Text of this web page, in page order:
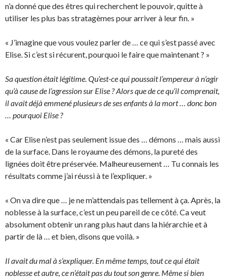
n’a donné que des êtres qui recherchent le pouvoir, quitte à
utiliser les plus bas stratagèmes pour arriver à leur fin. »
« J’imagine que vous voulez parler de … ce qui s’est passé avec
Elise. Si c’est si récurent, pourquoi le faire que maintenant ? »
Sa question était légitime. Qu’est-ce qui poussait l’empereur à n’agir
qu’à cause de l’agression sur Elise ? Alors que de ce qu’il comprenait,
il avait déjà emmené plusieurs de ses enfants à la mort … donc bon
… pourquoi Elise ?
« Car Elise n’est pas seulement issue des … démons … mais aussi
de la surface. Dans le royaume des démons, la pureté des
lignées doit être préservée. Malheureusement … Tu connais les
résultats comme j’ai réussi à te l’expliquer. »
« On va dire que … je ne m’attendais pas tellement à ça. Après, la
noblesse à la surface, c’est un peu pareil de ce côté. Ca veut
absolument obtenir un rang plus haut dans la hiérarchie et à
partir de là … et bien, disons que voilà. »
Il avait du mal à s’expliquer. En même temps, tout ce qui était
noblesse et autre, ce n’était pas du tout son genre. Même si bien